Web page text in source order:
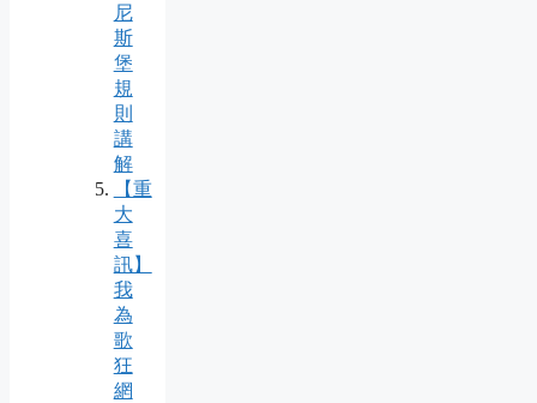
尼
斯
堡
規
則
講
解
【重
大
喜
訊】
我
為
歌
狂
網